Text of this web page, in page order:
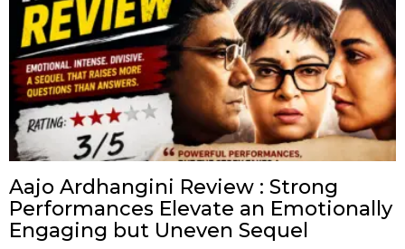
Aajo Ardhangini Review : Strong
Performances Elevate an Emotionally
Engaging but Uneven Sequel